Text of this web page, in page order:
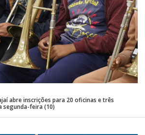
abre inscrições para 20 oficinas e três
feira (10)